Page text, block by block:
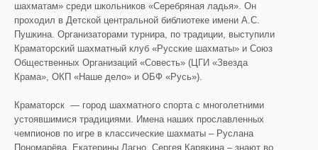
шахматам» среди школьников «Серебряная ладья». Он
проходил в Детской центральной библиотеке имени А.С.
Пушкина. Организаторами турнира, по традиции, выступили
Краматорский шахматный клуб «Русские шахматы» и Союз
Общественных Организаций «Совесть» (ЦГИ «Звезда
Крама», ОКП «Наше дело» и ОБФ «Русь»).
Краматорск — город шахматного спорта с многолетними
устоявшимися традициями. Имена наших прославленных
чемпионов по игре в классические шахматы – Руслана
Пономарёва, Екатерины Лагно, Сергея Карякина – знают во